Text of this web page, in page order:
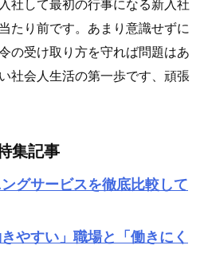
社して最初の行事になる新入社
たり前です。あまり意識せずに
の受け取り方を守れば問題はあ
社会人生活の第一歩です、頑張
集記事
グサービスを徹底比較して
やすい」職場と「働きにく